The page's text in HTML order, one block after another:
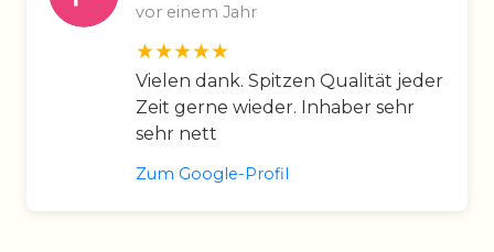
vor einem Jahr
Vielen dank. Spitzen Qualität jeder
Zeit gerne wieder. Inhaber sehr
sehr nett
Zum Google-Profil